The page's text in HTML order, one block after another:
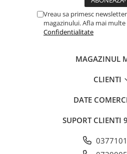
Vreau sa primesc
magazinului. Afla mai multe
Confidentialitate
MAGAZINUL
CLIENTI
DATE
SUPORT CLIENTI